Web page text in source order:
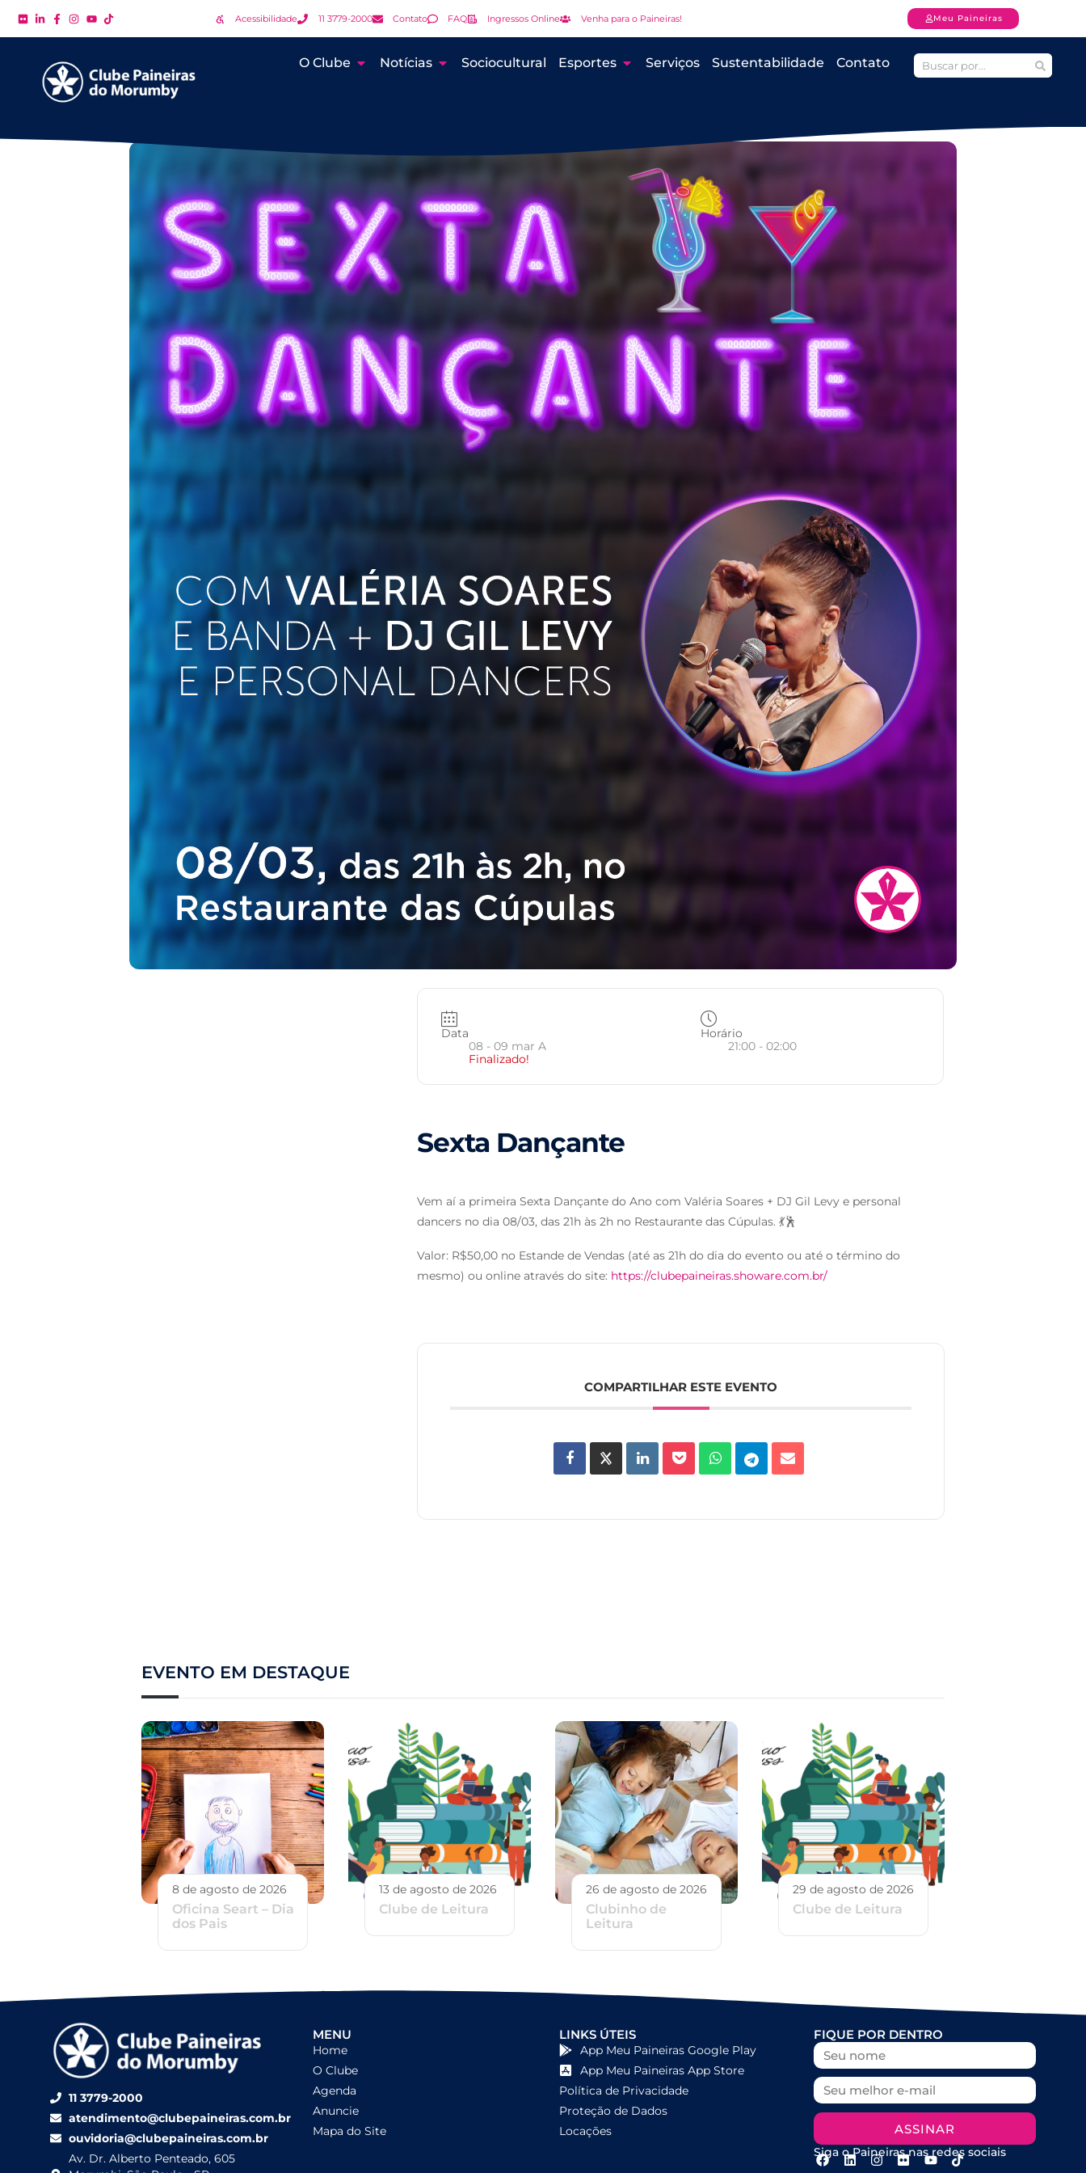
Acessibilidade 11 3779-2000 Contato FAQ Ingressos Online Venha para o Paineiras! Meu Paineiras
O Clube Notícias Sociocultural Esportes Serviços Sustentabilidade Contato
Data
08 - 09 mar A
Finalizado!
Horário
21:00 - 02:00
Sexta Dançante
Vem aí a primeira Sexta Dançante do Ano com Valéria Soares + DJ Gil Levy e personal
dancers no dia 08/03, das 21h às 2h no Restaurante das Cúpulas. 💃🕺
Valor: R$50,00 no Estande de Vendas (até as 21h do dia do evento ou até o término do
mesmo) ou online através do site: https://clubepaineiras.showare.com.br/
COMPARTILHAR ESTE EVENTO
EVENTO EM DESTAQUE
8 de agosto de 2026
Oficina Seart – Dia
dos Pais
13 de agosto de 2026
Clube de Leitura
26 de agosto de 2026
Clubinho de
Leitura
29 de agosto de 2026
Clube de Leitura
11 3779-2000
atendimento@clubepaineiras.com.br
ouvidoria@clubepaineiras.com.br
Av. Dr. Alberto Penteado, 605
MENU
Home
O Clube
Agenda
Anuncie
Mapa do Site
LINKS ÚTEIS
App Meu Paineiras Google Play
App Meu Paineiras App Store
Política de Privacidade
Proteção de Dados
Locações
FIQUE POR DENTRO
ASSINAR
Siga o Paineiras nas redes sociais